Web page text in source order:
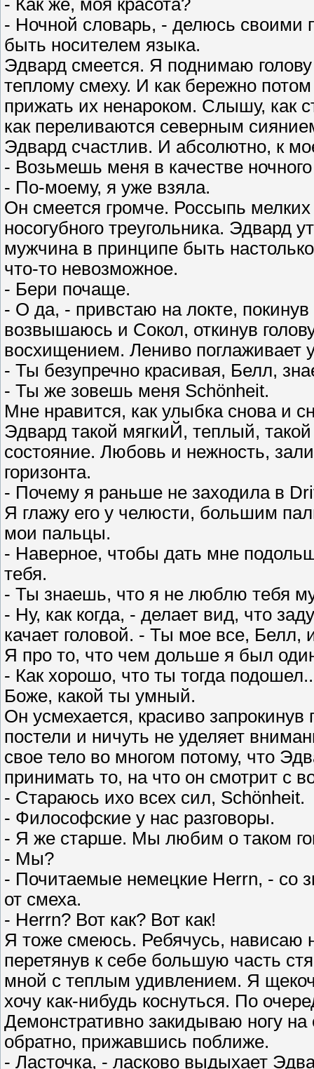
- Как же, моя красота?
- Ночной словарь, - делюсь своими
быть носителем языка.
Эдвард смеется. Я поднимаю
теплому смеху. И как бережно
прижать их ненароком. Слышу, как
как переливаются северным
Эдвард счастлив. И абсолютно, к
- Возьмешь меня в качестве
- По-моему, я уже взяла.
Он смеется громче. Россыпь
носогубного треугольника. Эдвард
мужчина в принципе быть
что-то невозможное.
- Бери почаще.
- О да, - привстаю на локте, покинув
возвышаюсь и Сокол, откинув
восхищением. Лениво поглаживает
- Ты безупречно красивая, Белл,
- Ты же зовешь меня Schönheit.
Мне нравится, как улыбка снова и
Эдвард такой мягкиЙ, теплый,
состояние. Любовь и нежность,
горизонта.
- Почему я раньше не заходила в
Я глажу его у челюсти, большим
мои пальцы.
- Наверное, чтобы дать мне
тебя.
- Ты знаешь, что я не люблю тебя
- Ну, как когда, - делает вид, что
качает головой. - Ты мое все, Белл,
Я про то, что чем дольше я был
- Как хорошо, что ты тогда
Боже, какой ты умный.
Он усмехается, красиво
постели и ничуть не уделяет
свое тело во многом потому, что
принимать то, на что он смотрит с
- Стараюсь ихо всех сил, Schönheit.
- Философские у нас разговоры.
- Я же старше. Мы любим о таком
- Мы?
- Почитаемые немецкие Herrn, - со
от смеха.
- Herrn? Вот как? Вот как!
Я тоже смеюсь. Ребячусь, нависаю
перетянув к себе большую часть
мной с теплым удивлением. Я
хочу как-нибудь коснуться. По
Демонстративно закидываю ногу
обратно, прижавшись поближе.
- Ласточка, - ласково выдыхает